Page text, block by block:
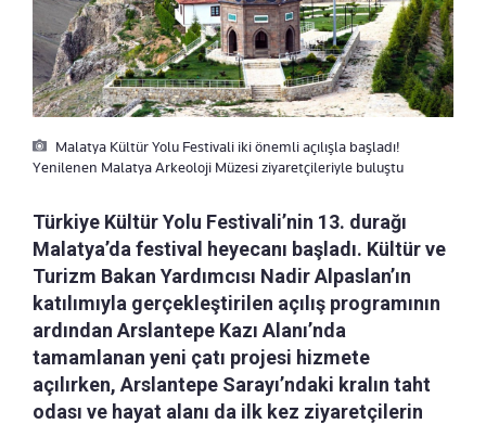
Malatya Kültür Yolu Festivali iki önemli açılışla başladı!
Yenilenen Malatya Arkeoloji Müzesi ziyaretçileriyle buluştu
Türkiye Kültür Yolu Festivali’nin 13. durağı
Malatya’da festival heyecanı başladı. Kültür ve
Turizm Bakan Yardımcısı Nadir Alpaslan’ın
katılımıyla gerçekleştirilen açılış programının
ardından Arslantepe Kazı Alanı’nda
tamamlanan yeni çatı projesi hizmete
açılırken, Arslantepe Sarayı’ndaki kralın taht
odası ve hayat alanı da ilk kez ziyaretçilerin